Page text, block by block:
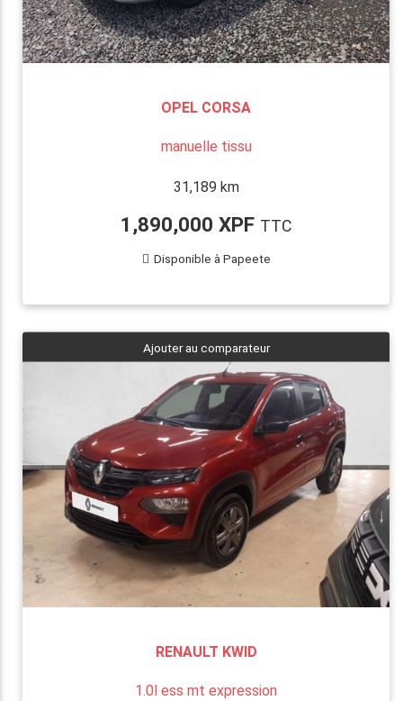
OPEL CORSA
manuelle tissu
31,189 km
1,890,000 XPF TTC
Disponible à Papeete
Ajouter au comparateur
RENAULT KWID
1.0l ess mt expression